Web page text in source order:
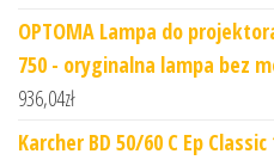
OPTOMA Lampa do
750 - oryginalna lampa bez
936,04zł
Karcher BD 50/60 C Ep Classic